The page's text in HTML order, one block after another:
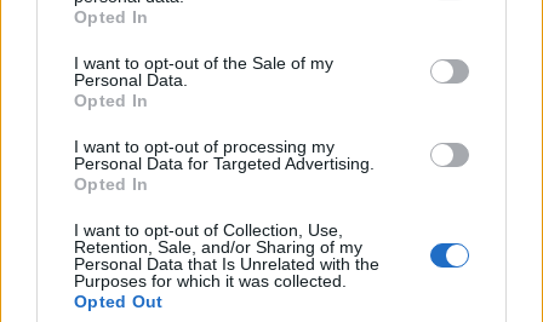
Opted In
I want to opt-out of the Sale of my
Personal Data.
Opted In
I want to opt-out of processing my
Personal Data for Targeted Advertising.
Opted In
I want to opt-out of Collection, Use,
Retention, Sale, and/or Sharing of my
Personal Data that Is Unrelated with the
Purposes for which it was collected.
Opted Out
Col de Joux
Plane
Chablais
Col du
Rousses
Col des Aravis
Stade des
Neiges
1405 m Vercors
Col de Menée